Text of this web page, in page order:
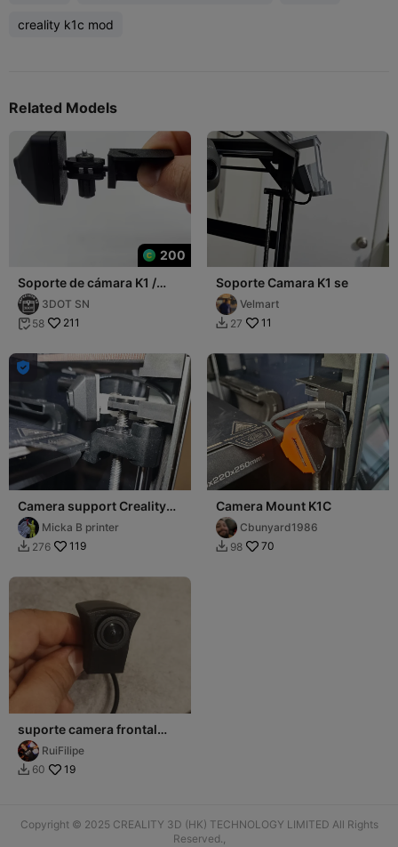
creality k1c mod
Related Models
200
Soporte de cámara K1 /
K1MAX / K1C
(ARTICULADO)
3DOT SN
 58 211
Soporte Camara K1 se
Velmart
 27 11

Camera support Creality
K1
Micka B printer
 276 119
Camera Mount K1C
Cbunyard1986
 98 70
suporte camera frontal
para audi
RuiFilipe
 60 19
Copyright © 2025 CREALITY 3D (HK) TECHNOLOGY LIMITED All Rights
Reserved.,